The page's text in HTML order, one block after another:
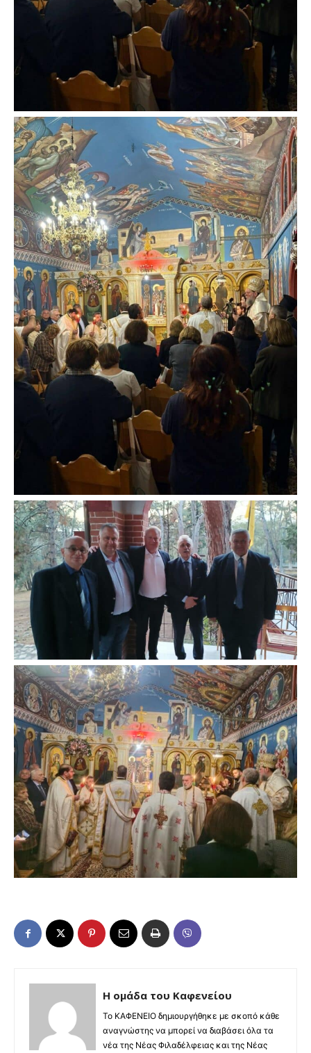
Η ομάδα του Καφενείου
Το ΚΑΦΕΝΕΙΟ δημιουργήθηκε με σκοπό κάθε
αναγνώστης να μπορεί να διαβάσει όλα τα
νέα της Νέας Φιλαδέλφειας και της Νέας